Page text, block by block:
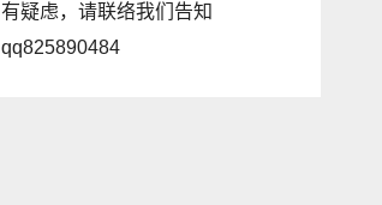
有疑虑，请联络我们告知
qq825890484